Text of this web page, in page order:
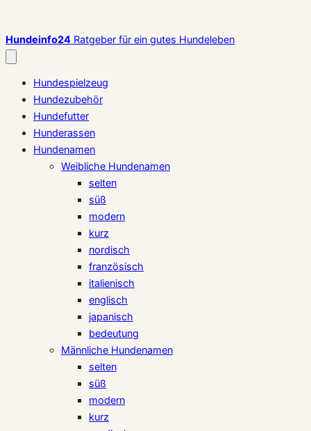
Hundeinfo24 Ratgeber für ein gutes Hundeleben
schließen
Hundespielzeug
Hundezubehör
Hundefutter
Hunderassen
Hundenamen
Weibliche Hundenamen
selten
süß
modern
kurz
nordisch
französisch
italienisch
englisch
japanisch
bedeutung
Männliche Hundenamen
selten
süß
modern
kurz